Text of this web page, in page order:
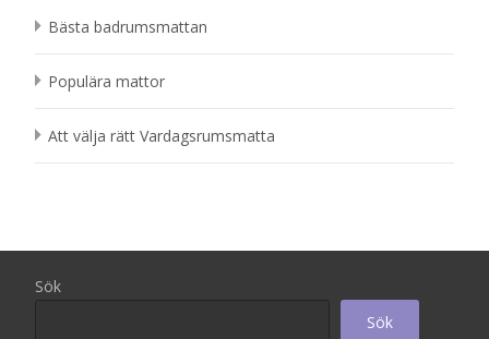
Bästa badrumsmattan
Populära mattor
Att välja rätt Vardagsrumsmatta
Sök
Sök